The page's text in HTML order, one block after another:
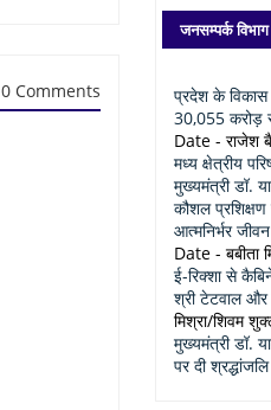
0 Comments
जनसम्पर्क विभाग
प्रदेश के
30,055 करोड़
Date - राजेश
मध्य क्षेत्रीय
मुख्यमंत्री डॉ.
कौशल प्रशिक्षण
आत्मनिर्भर
Date - बबीता
ई-रिक्शा से
श्री टेटवाल और
मिश्रा/शिवम
मुख्यमंत्री डॉ.
पर दी श्रद्धांजलि